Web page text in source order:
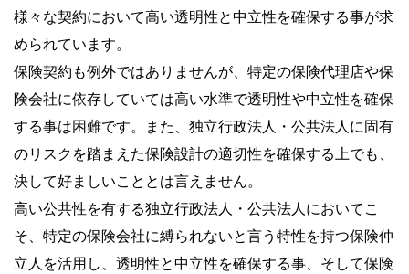
様々な契約において高い透明性と中立性を確保する事が求
められています。
保険契約も例外ではありませんが、特定の保険代理店や保
険会社に依存していては高い水準で透明性や中立性を確保
する事は困難です。また、独立行政法人・公共法人に固有
のリスクを踏まえた保険設計の適切性を確保する上でも、
決して好ましいこととは言えません。
高い公共性を有する独立行政法人・公共法人においてこ
そ、特定の保険会社に縛られないと言う特性を持つ保険仲
立人を活用し、透明性と中立性を確保する事、そして保険